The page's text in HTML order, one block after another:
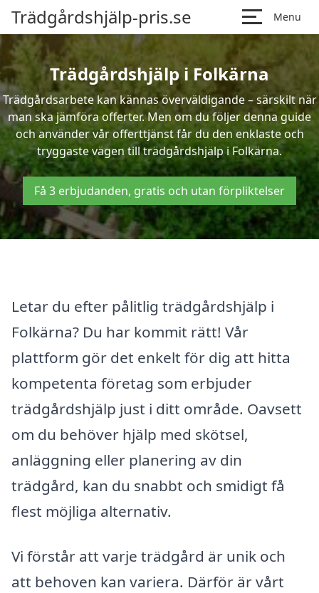
Trädgårdshjälp-pris.se Menu
Trädgårdshjälp i Folkärna
Trädgårdsarbete kan kännas överväldigande – särskilt när
man ska jämföra offerter. Men om du följer denna guide
och använder vår offerttjänst får du den enklaste och
tryggaste vägen till trädgårdshjälp i Folkärna.
Få 3 erbjudanden, gratis och utan förpliktelser
Letar du efter pålitlig trädgårdshjälp i
Folkärna? Du har kommit rätt! Vår
plattform gör det enkelt för dig att hitta
kompetenta företag som erbjuder
trädgårdshjälp just i ditt område. Oavsett
om du behöver hjälp med skötsel,
anläggning eller planering av din
trädgård, kan du snabbt och smidigt få
flest möjliga alternativ.
Vi förstår att varje trädgård är unik och
att behoven kan variera. Därför är vårt